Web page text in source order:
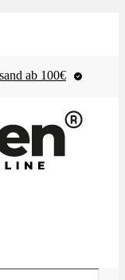
ab 100€